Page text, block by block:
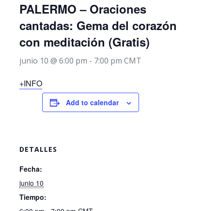
PALERMO – Oraciones
cantadas: Gema del corazón
con meditación (Gratis)
junio 10 @ 6:00 pm - 7:00 pm CMT
+INFO
Add to calendar
DETALLES
Fecha:
junio 10
Tiempo: